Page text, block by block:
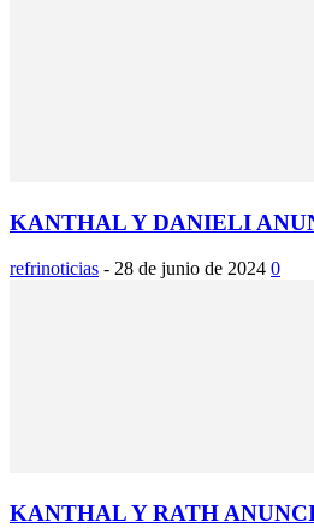
KANTHAL Y DANIELI
refrinoticias - 28 de junio de 2024 0
KANTHAL Y RATH